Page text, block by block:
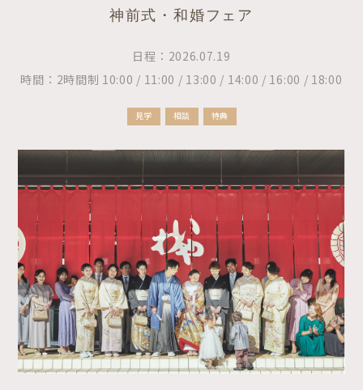
神前式・和婚フェア
日程：2026.07.19
時間：2時間制 10:00 / 11:00 / 13:00 / 14:00 / 16:00 / 18:00
見学 相談 特典